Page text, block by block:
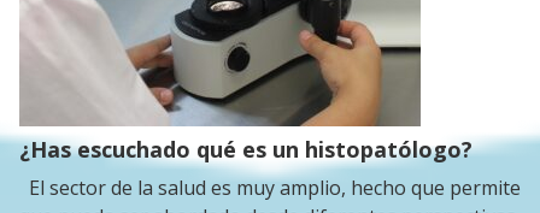
¿Has escuchado qué es un histopatólogo?
El sector de la salud es muy amplio, hecho que permite